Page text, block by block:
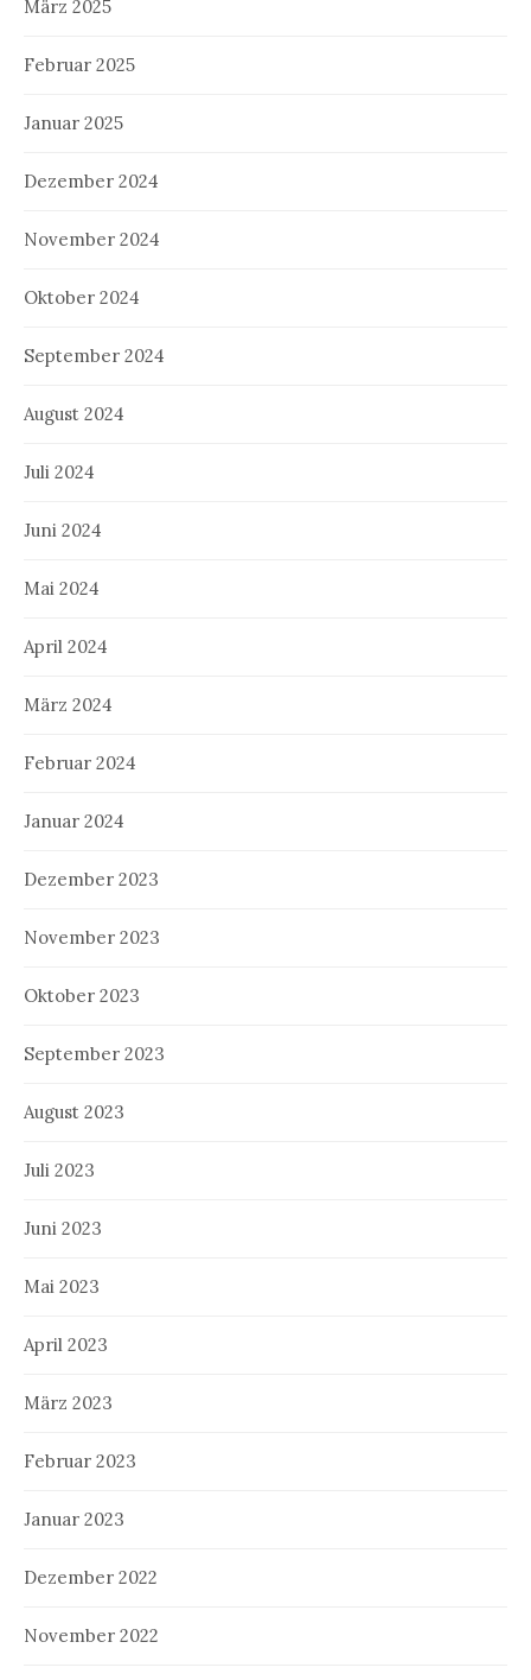
März 2025
Februar 2025
Januar 2025
Dezember 2024
November 2024
Oktober 2024
September 2024
August 2024
Juli 2024
Juni 2024
Mai 2024
April 2024
März 2024
Februar 2024
Januar 2024
Dezember 2023
November 2023
Oktober 2023
September 2023
August 2023
Juli 2023
Juni 2023
Mai 2023
April 2023
März 2023
Februar 2023
Januar 2023
Dezember 2022
November 2022